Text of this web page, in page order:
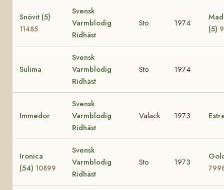
Snövit (5)
11485
Svensk
Varmblodig
Ridhäst
Sto 1974
(5)
Sulima
Svensk
Varmblodig
Ridhäst
Sto 1974
Immedor
Svensk
Varmblodig
Ridhäst
Valack 1973
Ironica
(54) 10899
Svensk
Varmblodig
Ridhäst
Sto 1973